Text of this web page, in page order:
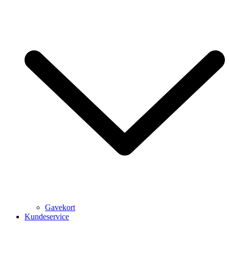
Gavekort
Kundeservice